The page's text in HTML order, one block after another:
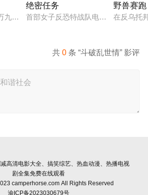
九海墓随岛浮现，引发各方势力觊觎。江
绝密任务
首部女子反恐特战队电影，面对恐怖
野兽赛跑
在反乌托
共0 条 “斗破乱世情” 影评
高清电影大全、搞笑综艺、热血动漫、热播电视
剧全集免费在线观看
camperhorse.com All Rights Reserved
渝ICP备2023030679号